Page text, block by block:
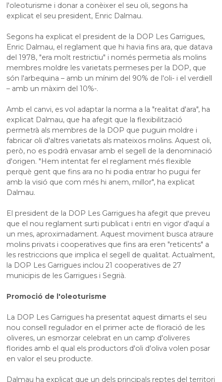
l'oleoturisme i donar a conèixer el seu oli, segons ha
explicat el seu president, Enric Dalmau.
Segons ha explicat el president de la DOP Les Garrigues,
Enric Dalmau, el reglament que hi havia fins ara, que datava
del 1978, "era molt restrictiu" i només permetia als molins
membres moldre les varietats permeses per la DOP, que
són l'arbequina – amb un mínim del 90% de l'oli- i el verdiell
– amb un màxim del 10%-.
Amb el canvi, es vol adaptar la norma a la "realitat d'ara", ha
explicat Dalmau, que ha afegit que la flexibilització
permetrà als membres de la DOP que puguin moldre i
fabricar oli d'altres varietats als mateixos molins. Aquest oli,
però, no es podrà envasar amb el segell de la denominació
d'origen. "Hem intentat fer el reglament més flexible
perquè gent que fins ara no hi podia entrar ho pugui fer
amb la visió que com més hi anem, millor", ha explicat
Dalmau.
El president de la DOP Les Garrigues ha afegit que preveu
que el nou reglament surti publicat i entri en vigor d'aquí a
un mes, aproximadament. Aquest moviment busca atraure
molins privats i cooperatives que fins ara eren "reticents" a
les restriccions que implica el segell de qualitat. Actualment,
la DOP Les Garrigues inclou 21 cooperatives de 27
municipis de les Garrigues i Segrià.
Promoció de l'oleoturisme
La DOP Les Garrigues ha presentat aquest dimarts el seu
nou consell regulador en el primer acte de floració de les
oliveres, un esmorzar celebrat en un camp d'oliveres
florides amb el qual els productors d'oli d'oliva volen posar
en valor el seu producte.
Dalmau ha explicat que un dels principals reptes del territori